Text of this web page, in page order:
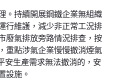
。持續開展鋼鐵企業無組織
行維護，減少非正常工況排
廢氣排放旁路情況排查，按
重點涉氣企業慢慢撤消煙氣
安生產需求無法撤消的，安
設施。